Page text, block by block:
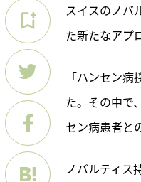
スイスのノバ
た新たなアプ
「ハンセン
た。その中で
セン病患者と
ノバルティス